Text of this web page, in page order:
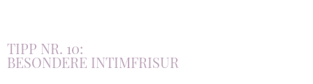
TIPP NR. 10:
BESONDERE INTIMFRISUR